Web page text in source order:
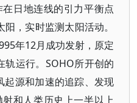
日地连线的引力平衡点
，实时监测太阳活动。
年12月成功发射，原定
轨运行。SOHO所开创的
起源和加速的追踪、发现
和人类历史上一半以上